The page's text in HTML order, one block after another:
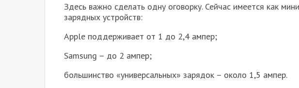
Здесь важно сделать одну оговорку. Сейчас имеется как
зарядных устройств:
Apple поддерживает от 1 до 2,4 ампер;
Samsung – до 2 ампер;
большинство «универсальных» зарядок – около 1,5 ампер.